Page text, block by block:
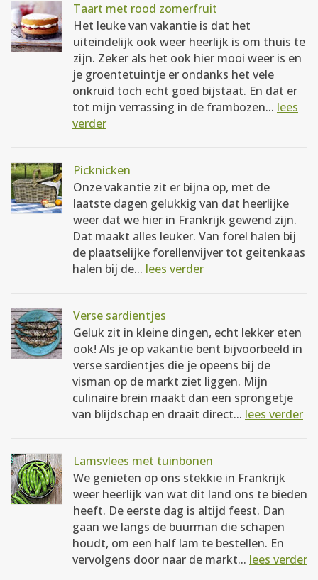
Taart met rood zomerfruit
Het leuke van vakantie is dat het
uiteindelijk ook weer heerlijk is om thuis te
zijn. Zeker als het ook hier mooi weer is en
je groentetuintje er ondanks het vele
onkruid toch echt goed bijstaat. En dat er
tot mijn verrassing in de frambozen... lees
verder
Picknicken
Onze vakantie zit er bijna op, met de
laatste dagen gelukkig van dat heerlijke
weer dat we hier in Frankrijk gewend zijn.
Dat maakt alles leuker. Van forel halen bij
de plaatselijke forellenvijver tot geitenkaas
halen bij de... lees verder
Verse sardientjes
Geluk zit in kleine dingen, echt lekker eten
ook! Als je op vakantie bent bijvoorbeeld in
verse sardientjes die je opeens bij de
visman op de markt ziet liggen. Mijn
culinaire brein maakt dan een sprongetje
van blijdschap en draait direct... lees verder
Lamsvlees met tuinbonen
We genieten op ons stekkie in Frankrijk
weer heerlijk van wat dit land ons te bieden
heeft. De eerste dag is altijd feest. Dan
gaan we langs de buurman die schapen
houdt, om een half lam te bestellen. En
vervolgens door naar de markt... lees verder